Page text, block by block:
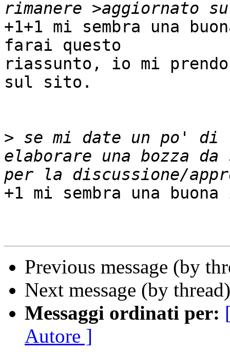
+1+1 mi sembra una
farai questo
riassunto, io mi
sul sito.
> se mi date un po' di
elaborare una bozza
+1 mi sembra una buona
Previous message (by
Next message (by
Messaggi ordinati per:
Autore ]